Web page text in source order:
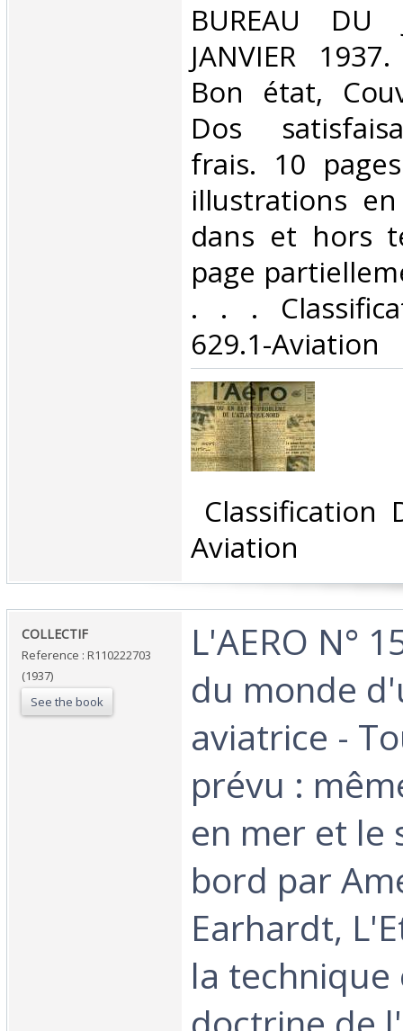
‎BUREAU DU
JANVIER
Bon état,
Dos
frais. 10
illustrations
dans et hors
page
. . .
629.1-Aviation‎
Classification
Aviation‎
‎COLLECTIF‎
Reference : R110222703
(1937)
See the book
‎L'AERO N°
du monde
aviatrice -
prévu :
en mer et le
bord par
Earhardt,
la technique